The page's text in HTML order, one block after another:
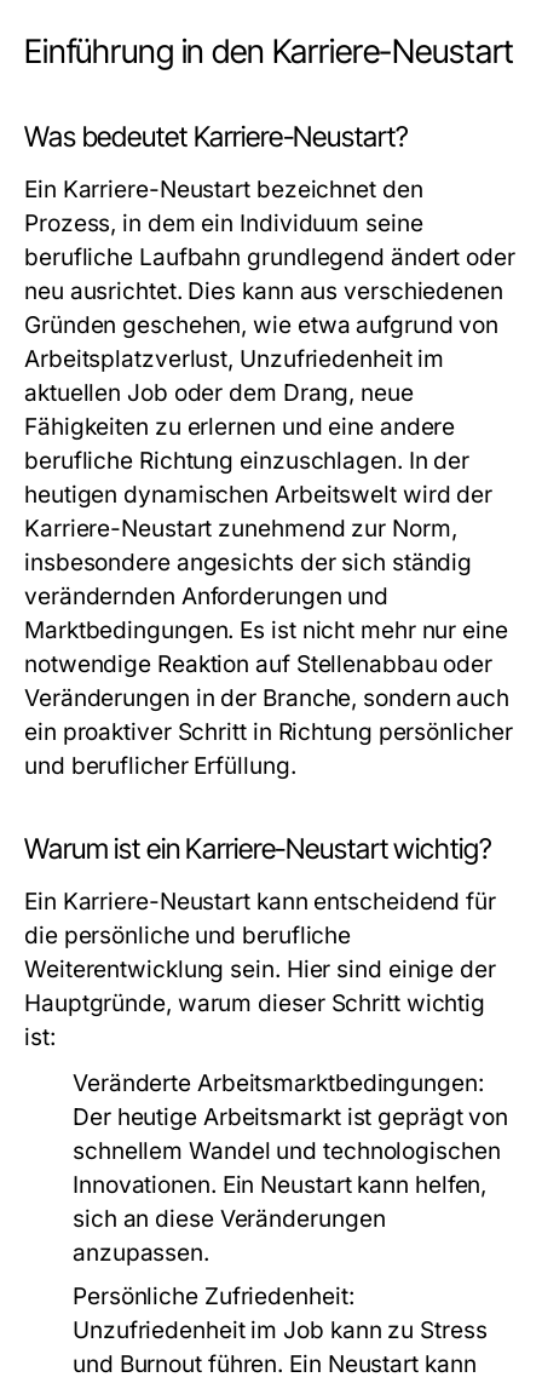
Einführung in den Karriere-Neustart
Was bedeutet Karriere-Neustart?
Ein Karriere-Neustart bezeichnet den
Prozess, in dem ein Individuum seine
berufliche Laufbahn grundlegend ändert oder
neu ausrichtet. Dies kann aus verschiedenen
Gründen geschehen, wie etwa aufgrund von
Arbeitsplatzverlust, Unzufriedenheit im
aktuellen Job oder dem Drang, neue
Fähigkeiten zu erlernen und eine andere
berufliche Richtung einzuschlagen. In der
heutigen dynamischen Arbeitswelt wird der
Karriere-Neustart zunehmend zur Norm,
insbesondere angesichts der sich ständig
verändernden Anforderungen und
Marktbedingungen. Es ist nicht mehr nur eine
notwendige Reaktion auf Stellenabbau oder
Veränderungen in der Branche, sondern auch
ein proaktiver Schritt in Richtung persönlicher
und beruflicher Erfüllung.
Warum ist ein Karriere-Neustart wichtig?
Ein Karriere-Neustart kann entscheidend für
die persönliche und berufliche
Weiterentwicklung sein. Hier sind einige der
Hauptgründe, warum dieser Schritt wichtig
ist:
Veränderte Arbeitsmarktbedingungen:
Der heutige Arbeitsmarkt ist geprägt von
schnellem Wandel und technologischen
Innovationen. Ein Neustart kann helfen,
sich an diese Veränderungen
anzupassen.
Persönliche Zufriedenheit:
Unzufriedenheit im Job kann zu Stress
und Burnout führen. Ein Neustart kann